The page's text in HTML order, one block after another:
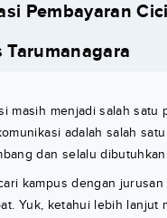
Pembayaran
masih menjadi salah
adalah salah
dan selalu
kampus dengan
Yuk, ketahui lebih lanjut